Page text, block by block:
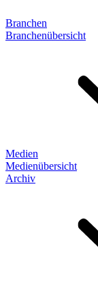
Branchen
Branchenübersicht
Medien
Medienübersicht
Archiv